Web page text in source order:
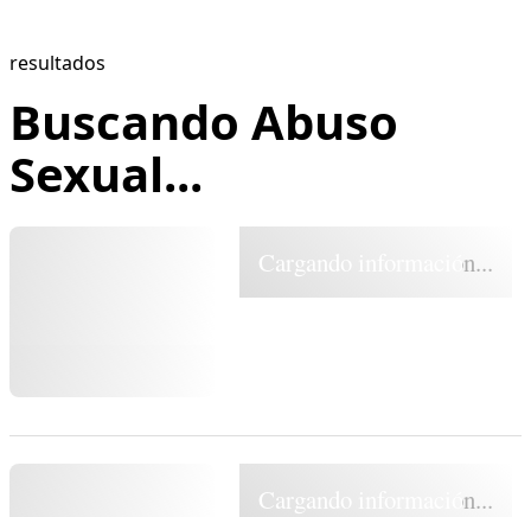
resultados
Buscando Abuso
Sexual...
Cargando información...
Cargando información...